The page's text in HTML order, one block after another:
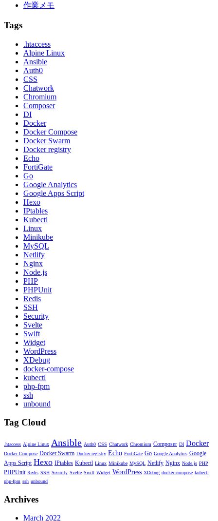
作業メモ
Tags
.htaccess
Alpine Linux
Ansible
Auth0
CSS
Chatwork
Chromium
Composer
DI
Docker
Docker Compose
Docker Swarm
Docker registry
Echo
FortiGate
Go
Google Analytics
Google Apps Script
Hexo
IPtables
Kubectl
Linux
Minikube
MySQL
Netlify
Nginx
Node.js
PHP
PHPUnit
Redis
SSH
Security
Svelte
Swift
Widget
WordPress
XDebug
docker-compose
kubectl
php-fpm
ssh
unbound
Tag Cloud
.htaccess Alpine Linux Ansible Auth0 CSS Chatwork Chromium Composer DI Docker
Docker Compose Docker Swarm Docker registry Echo FortiGate Go Google Analytics Google
Apps Script Hexo IPtables Kubectl Linux Minikube MySQL Netlify Nginx Node.js PHP
PHPUnit Redis SSH Security Svelte Swift Widget WordPress XDebug docker-compose kubectl
php-fpm ssh unbound
Archives
March 2022